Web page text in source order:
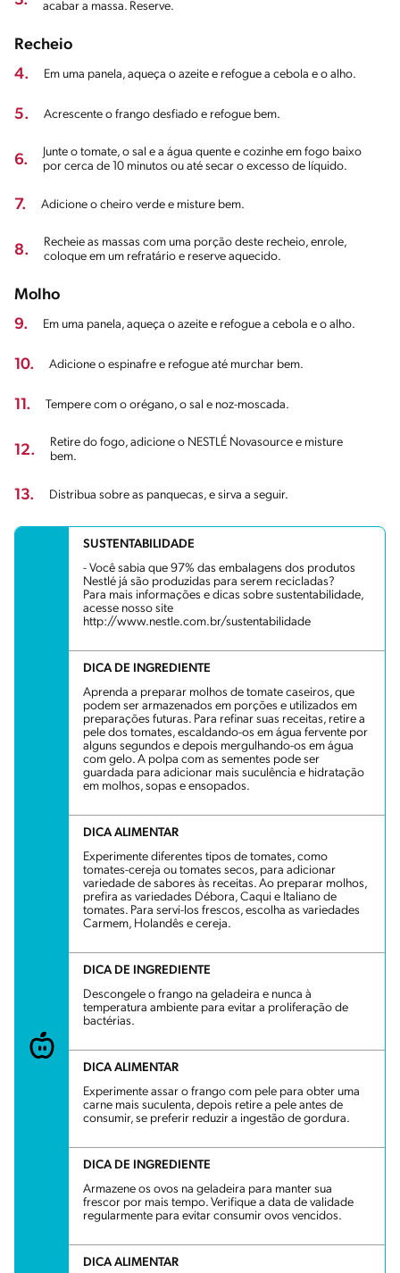
acabar a massa. Reserve.
Recheio
4.
Em uma panela, aqueça o azeite e refogue a cebola e o alho.
5. Acrescente o frango desfiado e refogue bem.
6.
Junte o tomate, o sal e a água quente e cozinhe em fogo baixo
por cerca de 10 minutos ou até secar o excesso de líquido.
7. Adicione o cheiro verde e misture bem.
8.
Recheie as massas com uma porção deste recheio, enrole,
coloque em um refratário e reserve aquecido.
Molho
9.
Em uma panela, aqueça o azeite e refogue a cebola e o alho.
10. Adicione o espinafre e refogue até murchar bem.
11. Tempere com o orégano, o sal e noz-moscada.
12.
Retire do fogo, adicione o NESTLÉ Novasource e misture
bem.
13. Distribua sobre as panquecas, e sirva a seguir.
SUSTENTABILIDADE
- Você sabia que 97% das embalagens dos produtos
Nestlé já são produzidas para serem recicladas?
Para mais informações e dicas sobre sustentabilidade,
acesse nosso site
http://www.nestle.com.br/sustentabilidade
DICA DE INGREDIENTE
Aprenda a preparar molhos de tomate caseiros, que
podem ser armazenados em porções e utilizados em
preparações futuras. Para refinar suas receitas, retire a
pele dos tomates, escaldando-os em água fervente por
alguns segundos e depois mergulhando-os em água
com gelo. A polpa com as sementes pode ser
guardada para adicionar mais suculência e hidratação
em molhos, sopas e ensopados.
DICA ALIMENTAR
Experimente diferentes tipos de tomates, como
tomates-cereja ou tomates secos, para adicionar
variedade de sabores às receitas. Ao preparar molhos,
prefira as variedades Débora, Caqui e Italiano de
tomates. Para servi-los frescos, escolha as variedades
Carmem, Holandês e cereja.
DICA DE INGREDIENTE
Descongele o frango na geladeira e nunca à
temperatura ambiente para evitar a proliferação de
bactérias.
DICA ALIMENTAR
Experimente assar o frango com pele para obter uma
carne mais suculenta, depois retire a pele antes de
consumir, se preferir reduzir a ingestão de gordura.
DICA DE INGREDIENTE
Armazene os ovos na geladeira para manter sua
frescor por mais tempo. Verifique a data de validade
regularmente para evitar consumir ovos vencidos.
DICA ALIMENTAR